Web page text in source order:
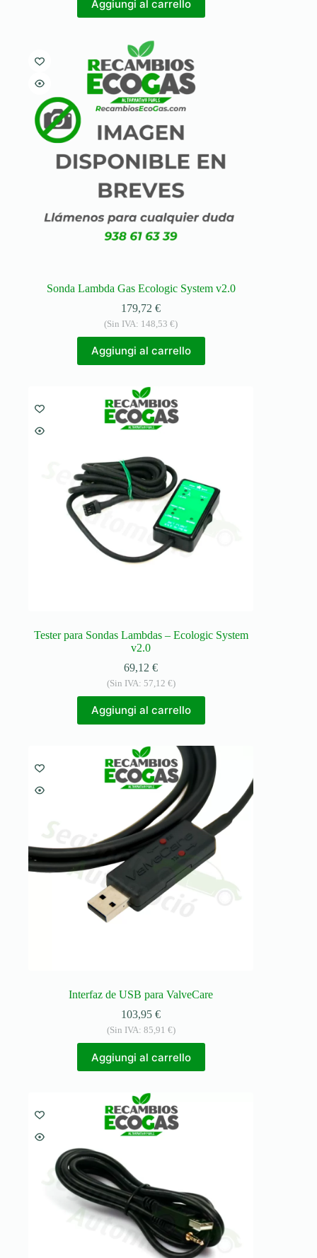
Aggiungi al carrello
Sonda Lambda Gas Ecologic System v2.0
179,72€
(Sin IVA: 148,53€)
Aggiungi al carrello
Tester para Sondas Lambdas – Ecologic System
v2.0
69,12€
(Sin IVA: 57,12 €)
Aggiungi al carrello
Interfaz de USB para ValveCare
103,95€
(Sin IVA: 85,91 €)
Aggiungi al carrello